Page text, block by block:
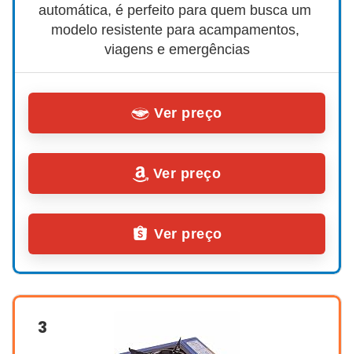
automática, é perfeito para quem busca um
modelo resistente para acampamentos,
viagens e emergências
Ver preço
Ver preço
Ver preço
3